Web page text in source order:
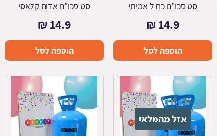
סט סכו"ם כחול אמיתי
14.9
₪
הוספה לסל
סט סכו"ם אדום קלאסי
14.9
₪
הוספה לסל
אזל מהמלאי